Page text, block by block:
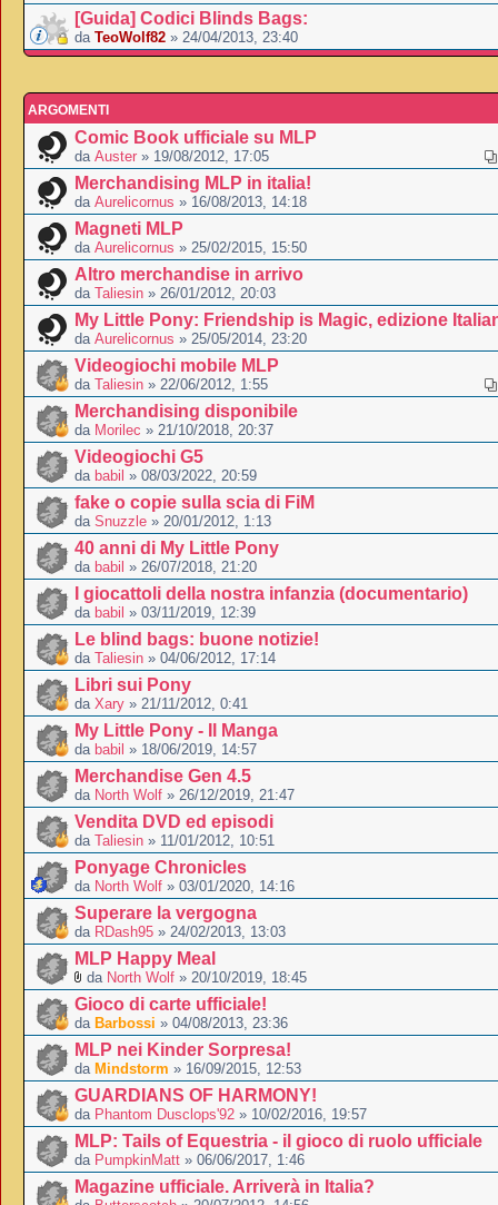
[Guida] Codici Blinds Bags:
da TeoWolf82 » 24/04/2013, 23:40
ARGOMENTI
Comic Book ufficiale su MLP
da Auster » 19/08/2012, 17:05
Merchandising MLP in italia!
da Aurelicornus » 16/08/2013, 14:18
Magneti MLP
da Aurelicornus » 25/02/2015, 15:50
Altro merchandise in arrivo
da Taliesin » 26/01/2012, 20:03
My Little Pony: Friendship is Magic, edizione
da Aurelicornus » 25/05/2014, 23:20
Videogiochi mobile MLP
da Taliesin » 22/06/2012, 1:55
Merchandising disponibile
da Morilec » 21/10/2018, 20:37
Videogiochi G5
da babil » 08/03/2022, 20:59
fake o copie sulla scia di FiM
da Snuzzle » 20/01/2012, 1:13
40 anni di My Little Pony
da babil » 26/07/2018, 21:20
I giocattoli della nostra infanzia (documentario)
da babil » 03/11/2019, 12:39
Le blind bags: buone notizie!
da Taliesin » 04/06/2012, 17:14
Libri sui Pony
da Xary » 21/11/2012, 0:41
My Little Pony - Il Manga
da babil » 18/06/2019, 14:57
Merchandise Gen 4.5
da North Wolf » 26/12/2019, 21:47
Vendita DVD ed episodi
da Taliesin » 11/01/2012, 10:51
Ponyage Chronicles
da North Wolf » 03/01/2020, 14:16
Superare la vergogna
da RDash95 » 24/02/2013, 13:03
MLP Happy Meal
da North Wolf » 20/10/2019, 18:45
Gioco di carte ufficiale!
da Barbossi » 04/08/2013, 23:36
MLP nei Kinder Sorpresa!
da Mindstorm » 16/09/2015, 12:53
GUARDIANS OF HARMONY!
da Phantom Dusclops'92 » 10/02/2016, 19:57
MLP: Tails of Equestria - il gioco di ruolo ufficiale
da PumpkinMatt » 06/06/2017, 1:46
Magazine ufficiale. Arriverà in Italia?